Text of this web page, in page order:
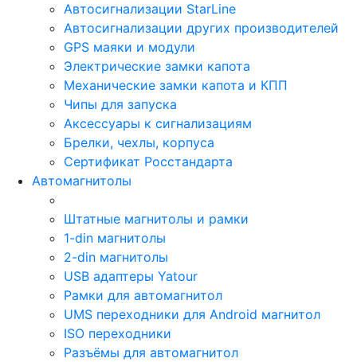
Автосигнализации StarLine
Автосигнализации других производителей
GPS маяки и модули
Электрические замки капота
Механические замки капота и КПП
Чипы для запуска
Аксессуары к сигнализациям
Брелки, чехлы, корпуса
Сертификат Росстандарта
Автомагнитолы
Штатные магнитолы и рамки
1-din магнитолы
2-din магнитолы
USB адаптеры Yatour
Рамки для автомагнитол
UMS переходники для Android магнитол
ISO переходники
Разъёмы для автомагнитол